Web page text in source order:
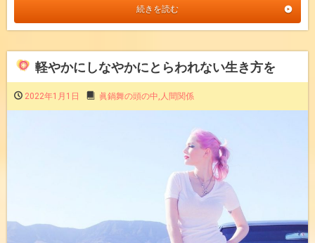
続きを読む
軽やかにしなやかにとらわれない生き方を
2022年1月1日 眞鍋舞の頭の中, 人間関係